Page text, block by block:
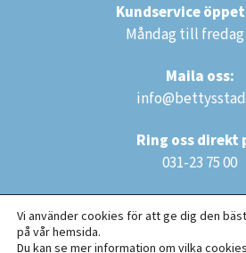
Kundservice
Måndag till fredag
Maila oss:
Ring oss direkt
031-23 75 00
Vi använder cookies för att ge dig den
på vår hemsida.
Du kan se mer information om vilka